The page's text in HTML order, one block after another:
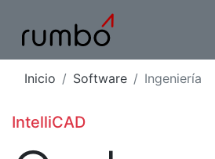
Inicio Software Ingeniería
IntelliCAD